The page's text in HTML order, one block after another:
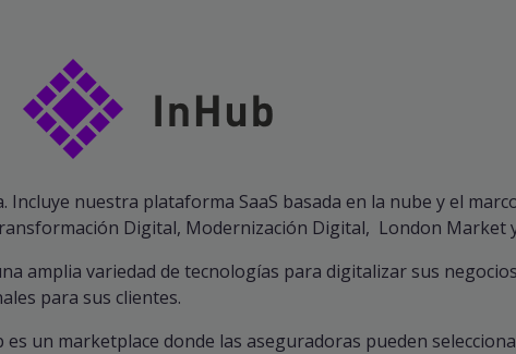
nuestra plataforma SaaS basada en la nube y el
Digital, Modernización Digital, London Market
amplia variedad de tecnologías para digitalizar sus
para sus clientes.
un marketplace donde las aseguradoras pueden